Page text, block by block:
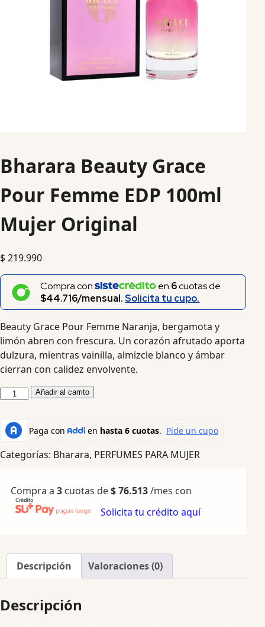
Bharara Beauty Grace
Pour Femme EDP 100ml
Mujer Original
$219.990
Compra con en 6cuotas de
$44.716/mensual.Solicita tu cupo.
Beauty Grace Pour Femme Naranja, bergamota y
limón abren con frescura. Un corazón afrutado aporta
dulzura, mientras vainilla, almizcle blanco y ámbar
cierran con calidez envolvente.
Añadir al carrito
Categorías: Bharara, PERFUMES PARA MUJER
Compra a 3 cuotas de$76.513/mes con
Solicita tu crédito aquí
Descripción Valoraciones (0)
Descripción